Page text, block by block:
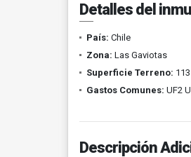
Detalles del
País: Chile
Zona: Las Gaviotas
Superficie Terreno:
Gastos Comunes: UF2
Descripción